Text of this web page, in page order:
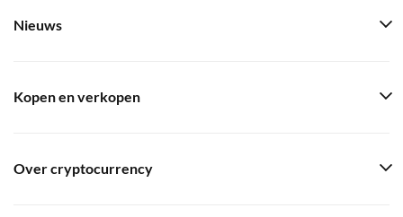
Nieuws
Kopen en verkopen
Over cryptocurrency